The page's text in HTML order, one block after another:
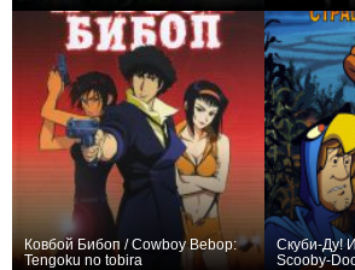
Ковбой Бибоп / Cowboy Bebop:
Tengoku no tobira
Скуби-Ду!
Scooby-